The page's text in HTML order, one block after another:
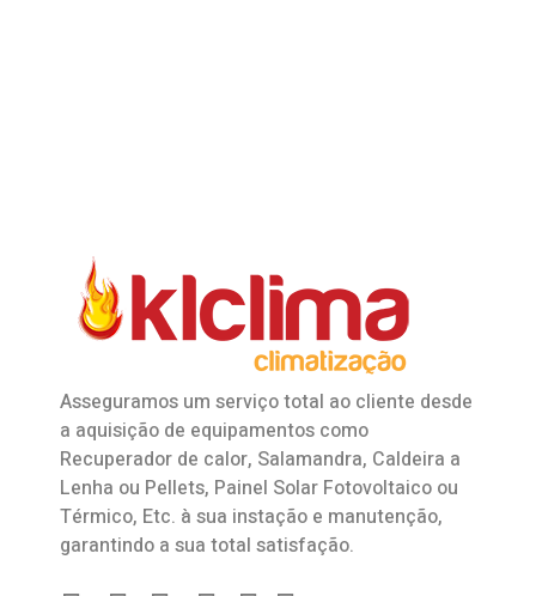
Asseguramos um serviço total ao cliente desde
a aquisição de equipamentos como
Recuperador de calor, Salamandra, Caldeira a
Lenha ou Pellets, Painel Solar Fotovoltaico ou
Térmico, Etc. à sua instação e manutenção,
garantindo a sua total satisfação.